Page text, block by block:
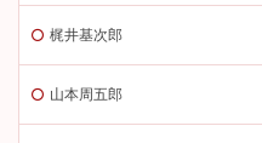
梶井基次郎
山本周五郎